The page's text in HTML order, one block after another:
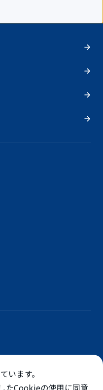
います
います。
たCookieの使用に同意